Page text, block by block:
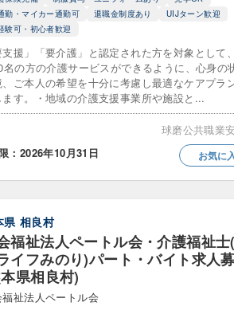
験者歓迎・優遇 転職支援金・支度
オンライン自主応募可 オープニング
上京支援・サポート
躍中 交通費全額支給 介護ロ
在宅ワーク・在宅勤務可 子
越し費用補填 急募 有給消
研修制度充実
勤・マイカー通勤可
退職金制度あり
UIJターン歓迎
験可・初心者歓迎
支援」「要介護」と認定された方を対象として
名の方の介護サービスができるように、心身の
、ご本人の希望を十分に考慮し最適なケアプラ
ます。・地域の介護支援事業所や施設と...
球磨公共職業
：2026年10月31日
お気に
県 相良村
福祉法人ペートル会・介護福祉
イフみのり)パート・バイト求人
県相良村)
福祉法人ペートル会